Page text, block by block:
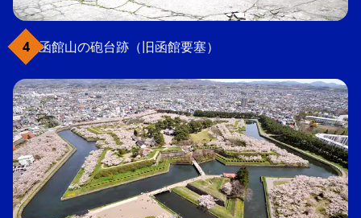
函館山の砲台跡（旧函館要塞）